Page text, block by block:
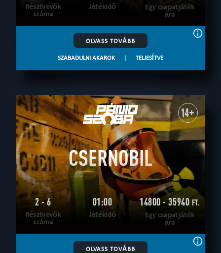
Résztvevők
száma
Játékidő
Egy csapatjáték
ára
OLVASS TOVÁBB
SZABADULNI AKAROK | TELJESÍTVE
14+
CSERNOBIL
2 - 6
Résztvevők
száma
01:00
Játékidő
14800 - 35940 FT.
Egy csapatjáték
ára
OLVASS TOVÁBB